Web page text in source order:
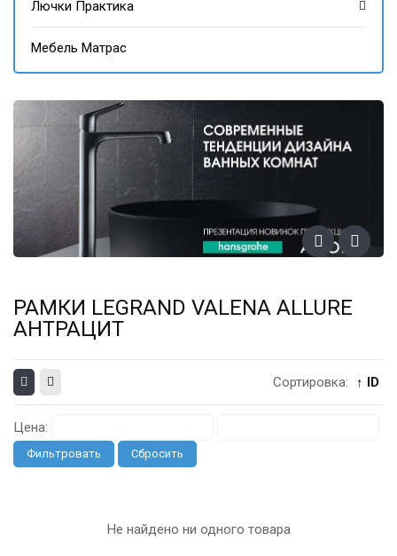
Лючки Практика
Мебель Матрас
РАМКИ LEGRAND VALENA ALLURE
АНТРАЦИТ
Сортировка: ↑ ID
Цена:
Фильтровать Сбросить
Не найдено ни одного товара